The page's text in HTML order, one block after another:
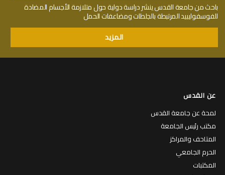
باحث من جامعة القدس ينشر دراسة دولية حول متلازمة الأجسام المضادة
للفوسفوليبيد المرتبطة بالجلطات ومضاعفات الحمل
المزيد
عن القدس
لمحة عن جامعة القدس
مكتب رئيس الجامعة
المتاحف والمراكز
الحرم الجامعي
المكتبات